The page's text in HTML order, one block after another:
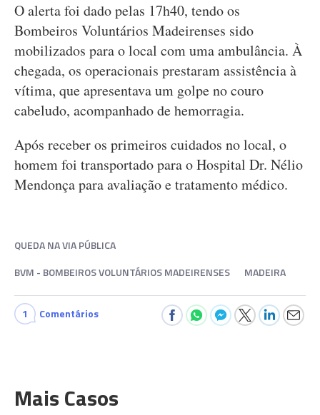
O alerta foi dado pelas 17h40, tendo os
Bombeiros Voluntários Madeirenses sido
mobilizados para o local com uma ambulância. À
chegada, os operacionais prestaram assistência à
vítima, que apresentava um golpe no couro
cabeludo, acompanhado de hemorragia.
Após receber os primeiros cuidados no local, o
homem foi transportado para o Hospital Dr. Nélio
Mendonça para avaliação e tratamento médico.
QUEDA NA VIA PÚBLICA
BVM - BOMBEIROS VOLUNTÁRIOS MADEIRENSES
MADEIRA
1 Comentários
Mais Casos